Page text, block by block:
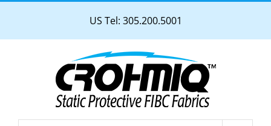
content
US Tel: 305.200.5001